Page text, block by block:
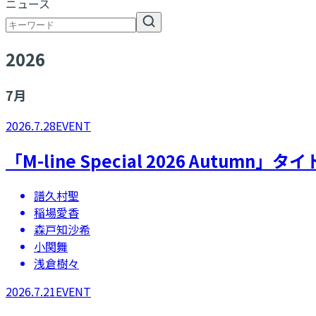
ニュース
2026
7月
2026.7.28EVENT
「M-line Special 2026 Autumn」タイ
譜久村聖
稲場愛香
森戸知沙希
小関舞
浅倉樹々
2026.7.21EVENT